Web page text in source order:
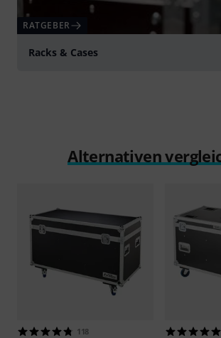
RATGEBER
Racks & Cases
Alternativen
118